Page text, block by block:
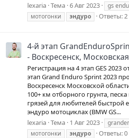
lexaria Тема 6 Авг 2023 gs
мотогонки
эндуро Ответы: 2
4-й этап
- Воскресенск,
Регистрация на 4 этап GES 2023
этап Grand Enduro Sprint 2023
Воскресенск Московской
100+ км отборного грунта,
грязей для любителей быстрой
эндуро мотоциклах (BMW GS...
lexaria Тема 1 Авг 2023
мотогонки
эндуро Ответы: 0